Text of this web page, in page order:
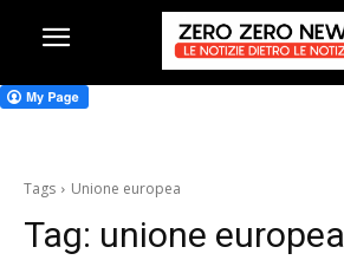
Tags Unione europea
Tag: unione europea